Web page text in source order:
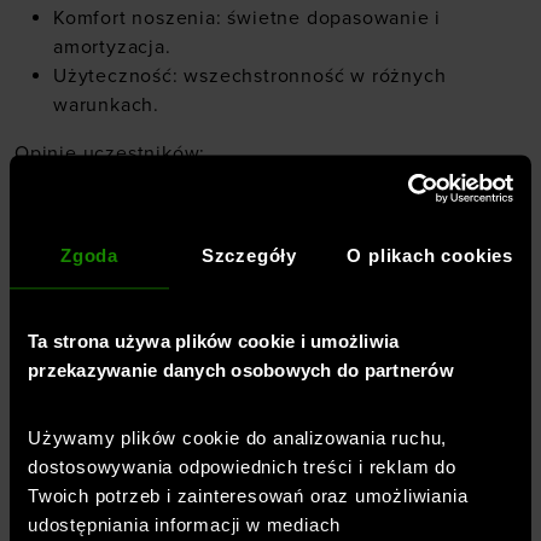
Zgoda Szczegóły O plikach cookies
Ta strona używa plików cookie i umożliwia
przekazywanie danych osobowych do partnerów
Używamy plików cookie do analizowania ruchu,
dostosowywania odpowiednich treści i reklam do
Twoich potrzeb i zainteresowań oraz umożliwiania
udostępniania informacji w mediach
Komfort noszenia: świetne dopasowanie i
amortyzacja.
Użyteczność: wszechstronność w różnych
warunkach.
Opinie uczestników:
„Buty są stabilne i nie ślizgają się nawet na mokrej
często zdarza mi się to w nowych butach.”
– dają poczucie wsparcia.”
„To dobre buty do codziennego treningu,
szczególnie na urozmaiconych trasach.”
Jeśli szukacie sprzętu, który sprosta wyzwaniom
podczas biegania, te produkty zdecydowanie są warte
uwagi.